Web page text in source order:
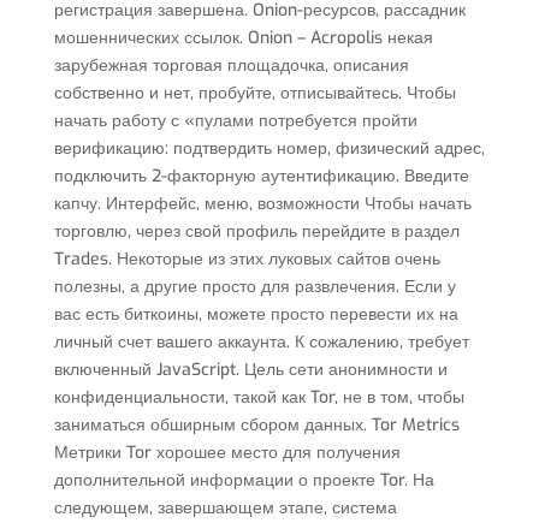
регистрация завершена. Onion-ресурсов, рассадник
мошеннических ссылок. Onion – Acropolis некая
зарубежная торговая площадочка, описания
собственно и нет, пробуйте, отписывайтесь. Чтобы
начать работу с «пулами потребуется пройти
верификацию: подтвердить номер, физический адрес,
подключить 2-факторную аутентификацию. Введите
капчу. Интерфейс, меню, возможности Чтобы начать
торговлю, через свой профиль перейдите в раздел
Trades. Некоторые из этих луковых сайтов очень
полезны, а другие просто для развлечения. Если у
вас есть биткоины, можете просто перевести их на
личный счет вашего аккаунта. К сожалению, требует
включенный JavaScript. Цель сети анонимности и
конфиденциальности, такой как Tor, не в том, чтобы
заниматься обширным сбором данных. Tor Metrics
Метрики Tor хорошее место для получения
дополнительной информации о проекте Tor. На
следующем, завершающем этапе, система